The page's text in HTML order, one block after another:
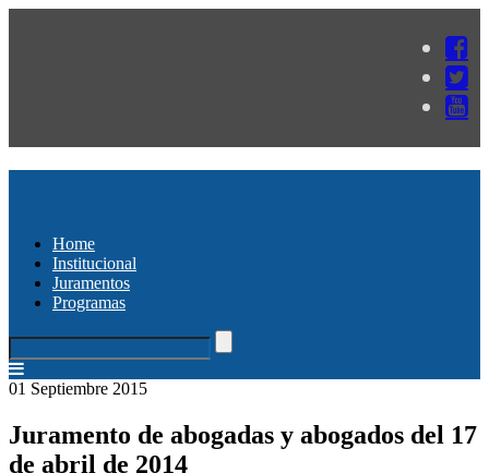
Home
Institucional
Juramentos
Programas
01 Septiembre 2015
Juramento de abogadas y abogados del 17
de abril de 2014